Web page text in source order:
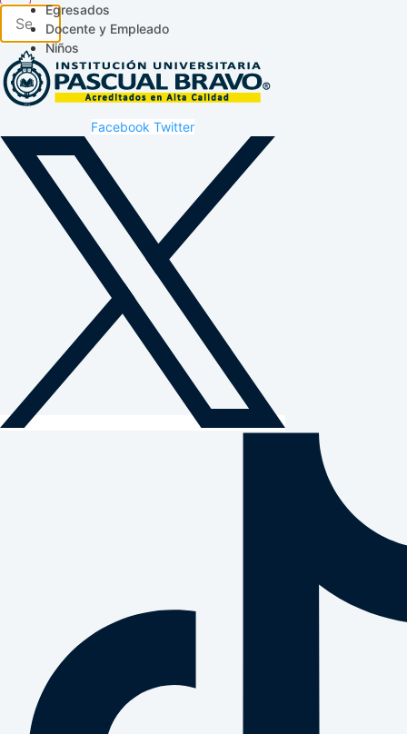
Egresados
Docente y Empleado
Niños
Facebook Twitter